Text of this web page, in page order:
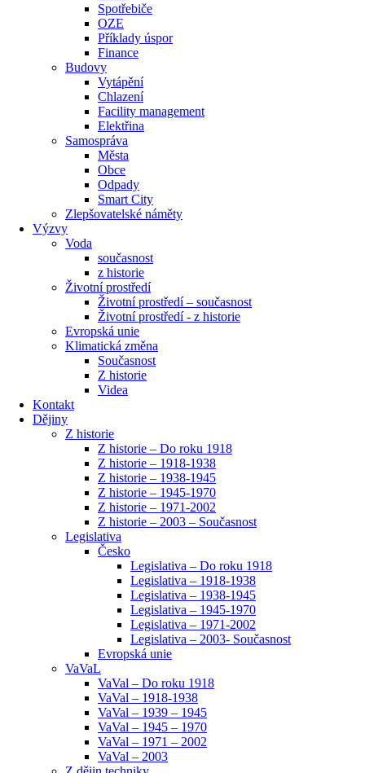
Spotřebiče
OZE
Příklady úspor
Finance
Budovy
Vytápění
Chlazení
Facility management
Elektřina
Samospráva
Města
Obce
Odpady
Smart City
Zlepšovatelské náměty
Výzvy
Voda
současnost
z historie
Životní prostředí
Životní prostředí – současnost
Životní prostředí ​- z historie
Evropská unie
Klimatická změna
Současnost
Z historie
Videa
Kontakt
Dějiny
Z historie
Z historie – Do roku 1918
Z historie – 1918-1938
Z historie – 1938-1945
Z historie – 1945-1970
Z historie – 1971-2002
Z historie – 2003 – Současnost
Legislativa
Česko
Legislativa – Do roku 1918
Legislativa – 1918-1938
Legislativa – 1938-1945
Legislativa – 1945-1970
Legislativa – 1971-2002
Legislativa – 2003- Současnost
Evropská unie
VaVaL
VaVal – Do roku 1918
VaVal – 1918-1938
VaVal – 1939 – 1945
VaVal – 1945 – 1970
VaVal – 1971 – 2002
VaVal – 2003